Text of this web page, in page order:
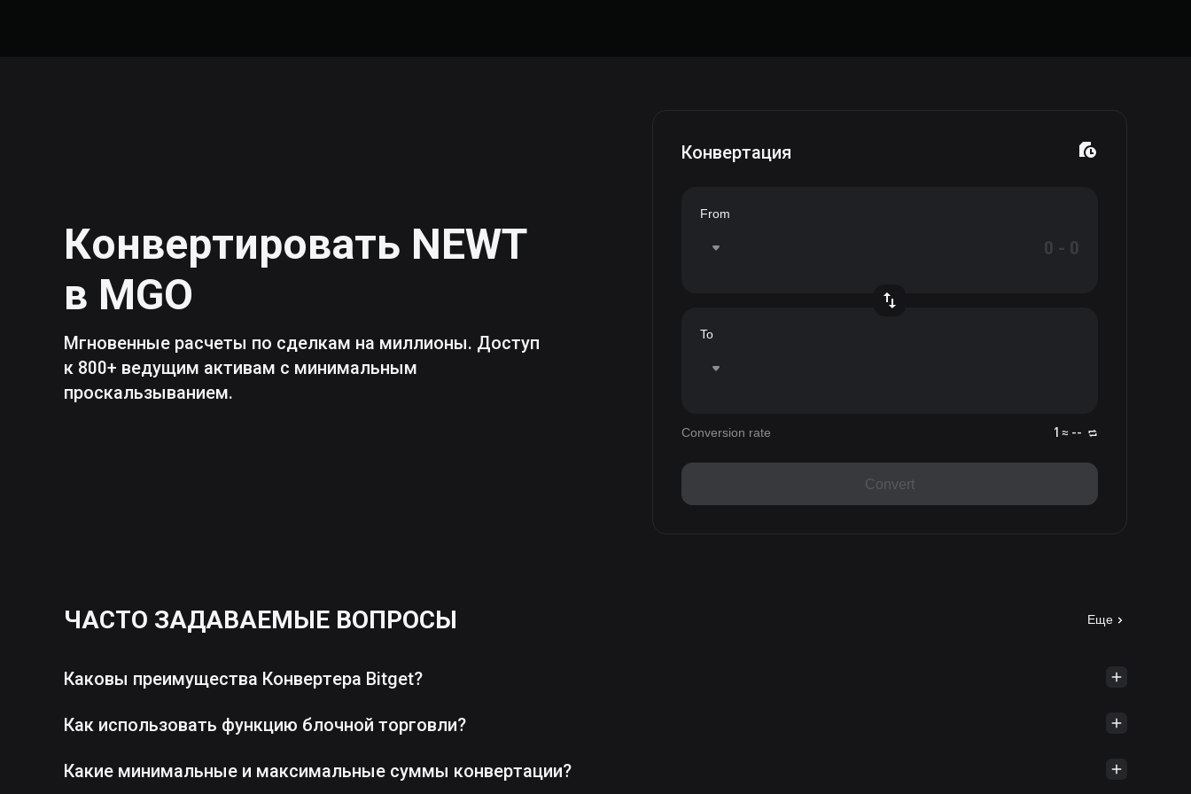
Конвертировать NEWT
в MGO
Мгновенные расчеты по сделкам на миллионы. Доступ
к 800+ ведущим активам с минимальным
проскальзыванием.
Конвертация
From
To
Conversion rate 1 ≈ --
Convert
ЧАСТО ЗАДАВАЕМЫЕ ВОПРОСЫ Еще
Каковы преимущества Конвертера Bitget?
Как использовать функцию блочной торговли?
Какие минимальные и максимальные суммы конвертации?